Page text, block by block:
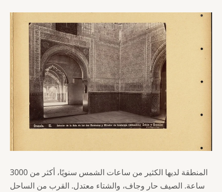
المنطقة لديها الكثير من ساعات الشمس سنويًا، أكثر من 3000
ساعة. الصيف حار وجاف، والشتاء معتدل. القرب من الساحل